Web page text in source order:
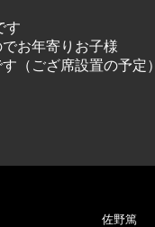
す
お年寄りお子様
（ござ席設置の予定）
佐野篤